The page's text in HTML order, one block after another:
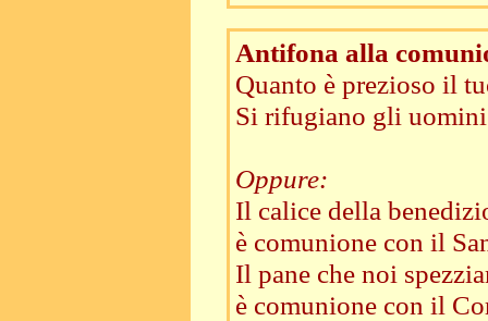
Antifona alla
Quanto è prezioso il
Si rifugiano gli
Oppure:
Il calice della
è comunione con il
Il pane che noi
è comunione con il